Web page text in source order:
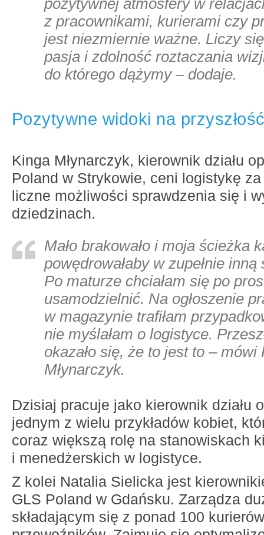
pozytywnej atmosfery w
z pracownikami, kurierami czy
jest niezmiernie ważne. Liczy
pasja i zdolność roztaczania
do którego dążymy– dodaje.
Pozytywne widoki na
Kinga Młynarczyk, kierownik działu
Poland w Strykowie, ceni logistykę
liczne możliwości sprawdzenia się i
dziedzinach.
Mało brakowało i moja ścieżka
powędrowałaby w zupełnie inną
Po maturze chciałam się po
usamodzielnić. Na ogłoszenie
w magazynie trafiłam
nie myślałam o logistyce.
okazało się, że to jest to – mówi
Młynarczyk.
Dzisiaj pracuje jako kierownik działu
jednym z wielu przykładów kobiet,
coraz większą rolę na stanowiskach
i menedżerskich w logistyce.
Z kolei Natalia Sielicka jest
GLS Poland w Gdańsku. Zarządza
składającym się z ponad 100